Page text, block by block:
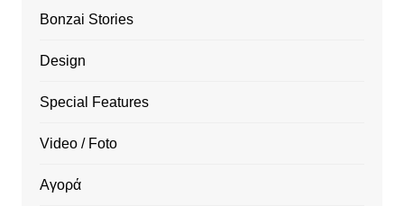
Bonzai Stories
Design
Special Features
Video / Foto
Αγορά